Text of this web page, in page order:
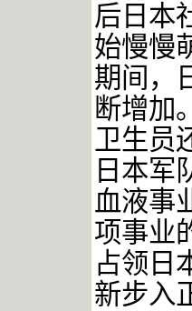
后日本
始慢慢
期间，
断增加
卫生员
日本军
血液事
项事业
占领日
新步入